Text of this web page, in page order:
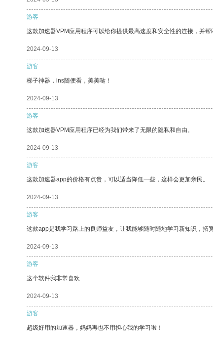
游客
这款加速器VPM应用程序可以给你提供最高速度和安全性的连接，并帮
2024-09-13
游客
梯子神器，ins随便看，美美哒！
2024-09-13
游客
这款加速器VPM应用程序已经为我们带来了无限的隐私和自由。
2024-09-13
游客
这款加速器app的价格有点贵，可以适当降低一些，这样会更加亲民。
2024-09-13
游客
这款app是我学习路上的良师益友，让我能够随时随地学习新知识，拓宽
2024-09-13
游客
这个软件我非常喜欢
2024-09-13
游客
超级好用的加速器，妈妈再也不用担心我的学习啦！